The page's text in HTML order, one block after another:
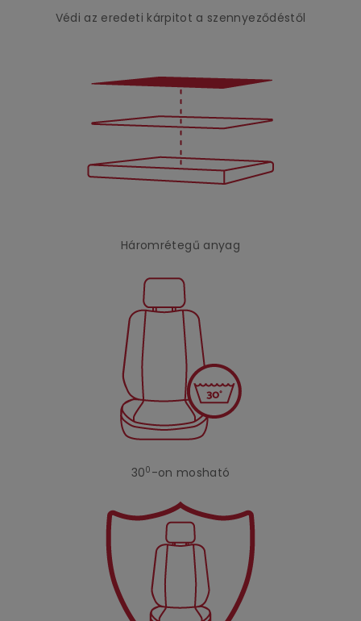
Védi az eredeti kárpitot a szennyeződéstől
Háromrétegű anyag
300 -on mosható